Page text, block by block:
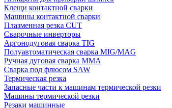
Клещи контактной сварки
Машины контактной сварки
Плазменная резка CUT
Сварочные инверторы
Аргонодуговая сварка TIG
Полуавтоматическая сварка MIG/MAG
Ручная дуговая сварка MMA
Сварка под флюсом SAW
Термическая резка
Запасные части к машинам термической резки
Машины термической резки
Резаки машинные